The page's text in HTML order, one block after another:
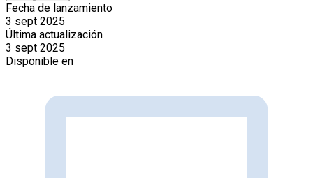
Fecha de lanzamiento
3 sept 2025
Última actualización
3 sept 2025
Disponible en